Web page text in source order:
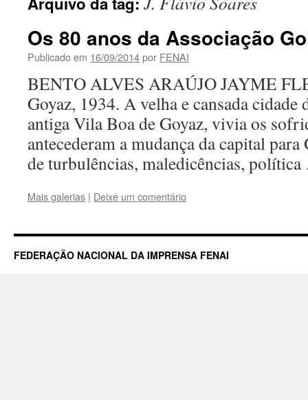
Os 80 anos da Associação
Publicado em 16/09/2014por FENAI
BENTO ALVES ARAÚJO JAYME
Goyaz, 1934. A velha e cansada cidade
antiga Vila Boa de Goyaz, vivia os
antecederam a mudança da capital
de turbulências, maledicências,
Mais galerias | Deixe um comentário
FEDERAÇÃO NACIONAL DA IMPRENSA FENAI